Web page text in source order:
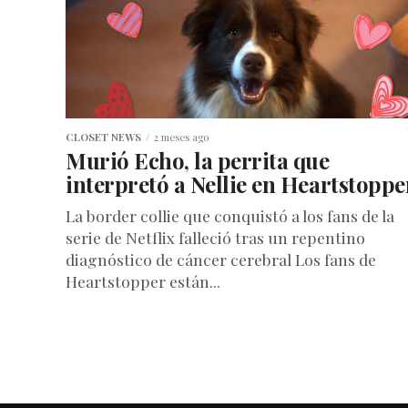
CLOSET NEWS 2 meses ago
Murió Echo, la perrita que
interpretó a Nellie en
La border collie que conquistó a los fans de la
serie de Netflix falleció tras un repentino
diagnóstico de cáncer cerebral Los fans de
Heartstopper están...